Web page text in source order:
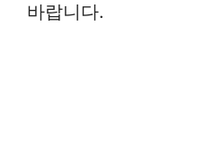
바랍니다.